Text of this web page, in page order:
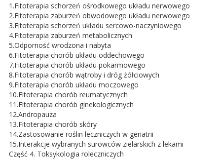
1.Fitoterapia schorzeń ośrodkowego układu nerwowego
2.Fitoterapia zaburzeń obwodowego układu nerwowego
3.Fitoterapia schorzeń układu sercowo-naczyniowego
4.Fitoterapia zaburzeń metabolicznych
5.Odporność wrodzona i nabyta
6.Fitoterapia chorób układu oddechowego
7.Fitoterapia chorób układu pokarmowego
8.Fitoterapia chorób wątroby i dróg żółciowych
9.Fitoterapia chorób układu moczowego
10.Fitoterapia chorób reumatycznych
11.Fitoterapia chorób ginekologicznych
12.Andropauza
13.Fitoterapia chorób skóry
14.Zastosowanie roślin leczniczych w geriatrii
15.Interakcje wybranych surowców zielarskich z lekami
Część 4. Toksykologia roleczniczych